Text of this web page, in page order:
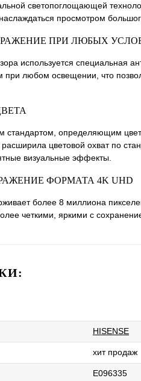
светопоглощающей
просмотром
ПРИ ЛЮБЫХ
используется специальная
при любом освещении, что
стандартом, определяющим
цветовой охват по
визуальные эффекты.
ФОРМАТА 4K UHD
более 8 миллиона
четкими, яркими с
HISENSE
хит продаж
E096335